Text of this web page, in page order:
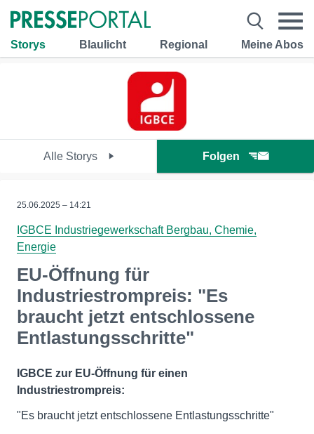
Storys Blaulicht Regional Meine Abos
Alle Storys Folgen
25.06.2025 – 14:21
IGBCE Industriegewerkschaft Bergbau, Chemie,
Energie
EU-Öffnung für
Industriestrompreis: "Es
braucht jetzt entschlossene
Entlastungsschritte"
IGBCE zur EU-Öffnung für einen
Industriestrompreis:
"Es braucht jetzt entschlossene Entlastungsschritte"